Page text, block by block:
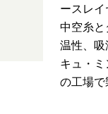
ースレ
中空糸
温性、
キュ・
の工場で